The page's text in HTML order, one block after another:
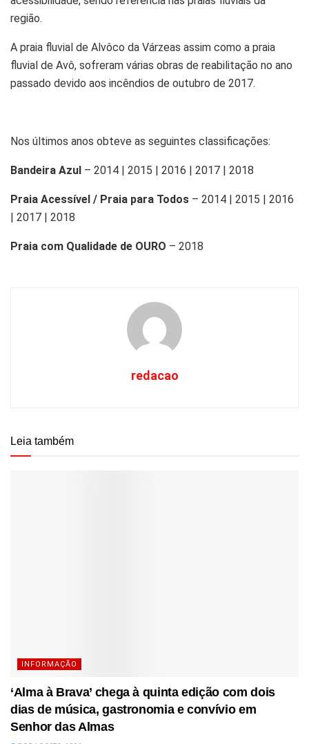
região.
A praia fluvial de Alvôco da Várzeas assim como a praia
fluvial de Avô, sofreram várias obras de reabilitação no ano
passado devido aos incêndios de outubro de 2017.
Nos últimos anos obteve as seguintes classificações:
Bandeira Azul – 2014 | 2015 | 2016 | 2017 | 2018
Praia Acessível / Praia para Todos – 2014 | 2015 | 2016
| 2017 | 2018
Praia com Qualidade de OURO – 2018
redacao
Leia também
INFORMAÇÃO
‘Alma à Brava’ chega à quinta edição com dois
dias de música, gastronomia e convívio em
Senhor das Almas